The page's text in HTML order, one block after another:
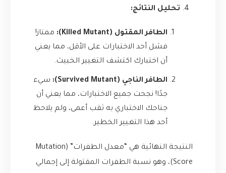
تحليل النتائج:
الطافر المقتول (Killed Mutant):
ممتاز!
فشل أحد الاختبارات على الأقل، مما يعني
أن اختبارك اكتشف التغيير الخبيث.
الطافر الناجي (Survived Mutant):
سيء
جدًا! نجحت جميع الاختبارات، مما يعني أن
جناحك الاختباري به ثقب أعمى، ولم يلاحظ
أحد هذا التغيير الخطير.
النتيجة النهائية هي “معدل الطفرات” (Mutation
Score)، وهو نسبة الطفرات المقتولة إلى إجمالي